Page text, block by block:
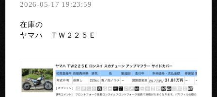
2026-05-17 19:23:59
在庫の
ヤマハ ＴＷ２２５Ｅ